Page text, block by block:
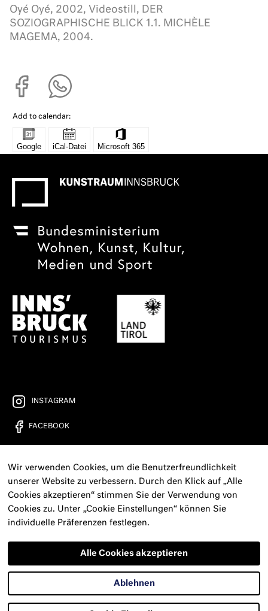
Oyé Oyé, 2002, Videostill, DER
SOZIOGRAPHISCHE BLICK 1.1. MICHÈLE
MAGEMA, 2004.
Add to calendar:
INSTAGRAM
FACEBOOK
FREIRAD RADIO
PRESSE
NEWSLETTER
DATENSCHUTZERKLÄRUNG
Wir verwenden Cookies, um die Benutzerfreundlichkeit
unserer Website zu verbessern. Durch den Klick auf „Alle
Cookies akzeptieren“ stimmen Sie der Verwendung von
Cookies zu. Unter „Cookie Einstellungen“ können Sie
individuelle Präferenzen festlegen.
Ablehnen
Alle Cookies akzeptieren